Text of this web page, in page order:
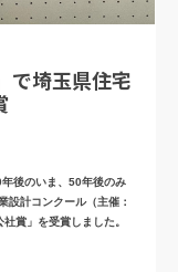
で埼玉県住宅
後のいま、50年後のみ
設計コンクール（主催：
賞」を受賞しました。